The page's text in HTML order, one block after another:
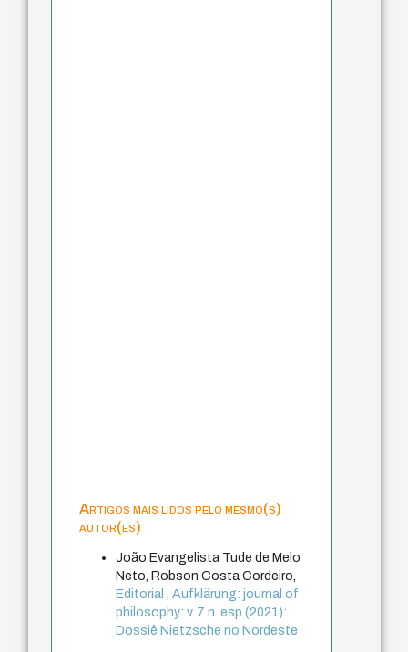
Artigos mais lidos pelo mesmo(s)
autor(es)
João Evangelista Tude de Melo
Neto, Robson Costa Cordeiro,
Editorial,Aufklärung: journal of
philosophy: v. 7 n. esp (2021):
Dossiê Nietzsche no Nordeste